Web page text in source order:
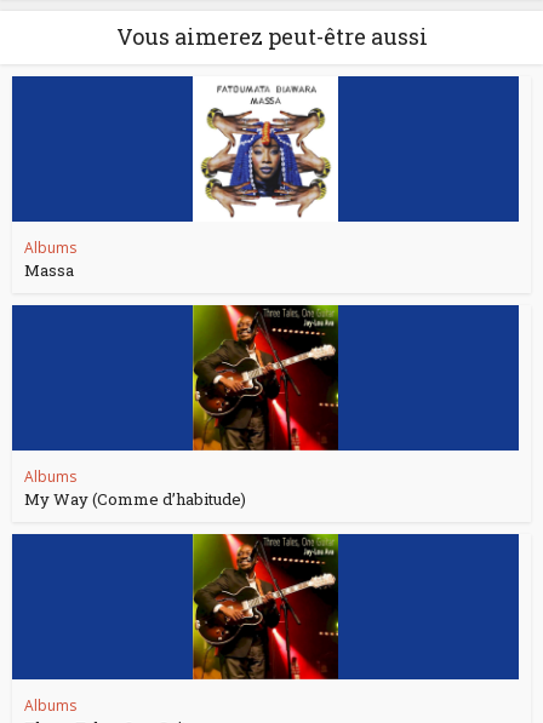
Vous aimerez peut-être aussi
Albums
Massa
Albums
My Way (Comme d’habitude)
Albums